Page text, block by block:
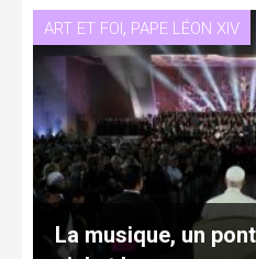
ART ET FOI , PAPE LÉON XIV
La musique, un